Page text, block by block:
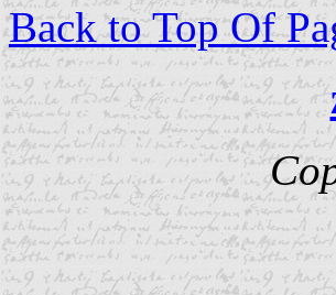
Back to Top Of